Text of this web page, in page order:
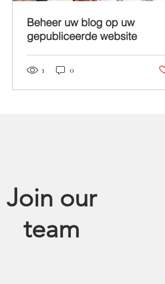
Beheer uw blog op uw
gepubliceerde website
1 0
Join our
team